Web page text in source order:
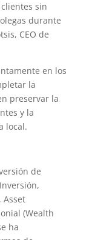
sin
durante
CEO de
en los
la
preservar la
y la
local.
de
Asset
(Wealth
ha